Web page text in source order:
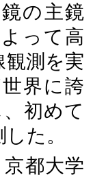
の主鏡
って高
観測を実
界に誇
初めて
た。
都大学